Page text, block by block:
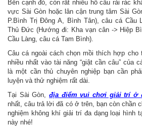
Bên cạnh đó, còn rất nhiều hồ câu rải rác
vực Sài Gòn hoặc lân cận trung tâm Sài
P.Bình Trị Đông A, Bình Tân), câu cá Cầu
Thủ Đức (Hướng đi: Kha vạn cân -> Hiệp
Cầu Làng, câu cá Tam Bình).
Câu cá ngoài cách chọn mồi thích hợp
nhiều nhất vào tài năng “giật cần câu” của
là một cần thủ chuyên nghiệp bạn cần
luyện và thử nghiệm rất dài.
Tại Sài Gòn, địa điểm vui chơi giải trí ở
nhất, câu trả lời đã có ở trên, bạn còn chần
nghiệm không khí giải trí đa dạng loại hình
này nhé!